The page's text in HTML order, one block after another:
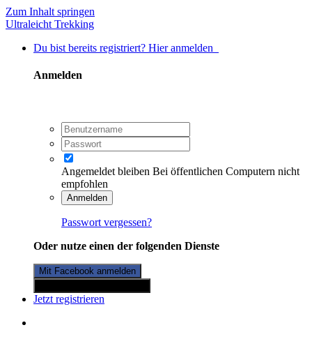
Zum Inhalt springen
Ultraleicht Trekking
Du bist bereits registriert? Hier anmelden
Anmelden
Angemeldet bleiben Bei öffentlichen Computern nicht
empfohlen
Anmelden
Passwort vergessen?
Oder nutze einen der folgenden Dienste
Mit Facebook anmelden
Jetzt registrieren